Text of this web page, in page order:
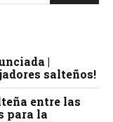
|
salteños!
entre las
para la